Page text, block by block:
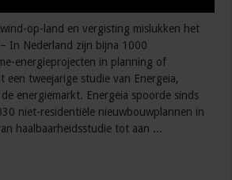
op-land en vergisting mislukken het
In Nederland zijn bijna 1000
energieprojecten in planning of
een tweejarige studie van Energeia,
energiemarkt. Energeia spoorde sinds
niet-residentiële nieuwbouwplannen in
haalbaarheidsstudie tot aan ...